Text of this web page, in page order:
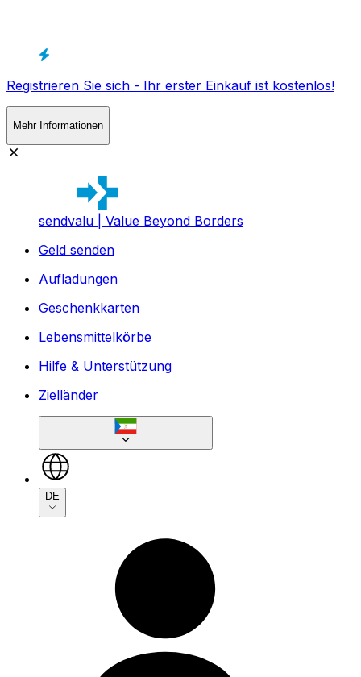
Registrieren Sie sich - Ihr erster Einkauf ist kostenlos!
Mehr Informationen
sendvalu | Value Beyond Borders
Geld senden
Aufladungen
Geschenkkarten
Lebensmittelkörbe
Hilfe & Unterstützung
Zielländer
DE